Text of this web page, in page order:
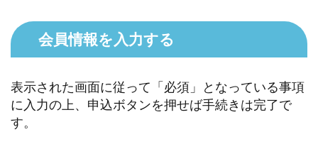
会員情報を入力する
表示された画面に従って「必須」となっている事項
に入力の上、申込ボタンを押せば手続きは完了で
す。